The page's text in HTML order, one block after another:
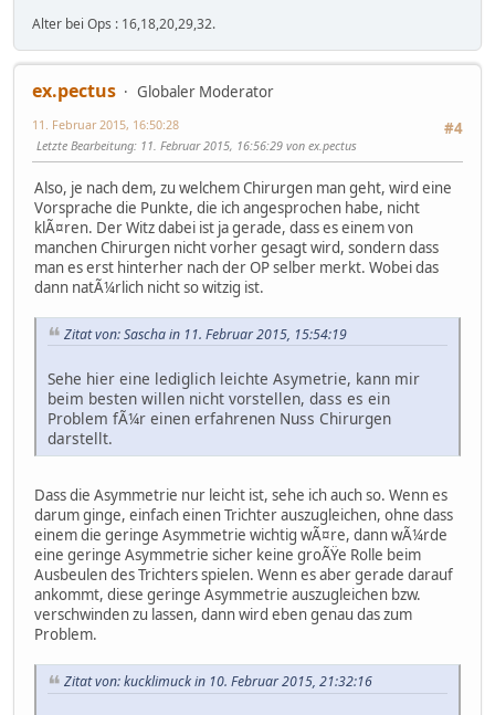
Alter bei Ops : 16,18,20,29,32.
ex.pectus
Globaler Moderator
#4
11. Februar 2015, 16:50:28
Letzte Bearbeitung: 11. Februar 2015, 16:56:29 von ex.pectus
Also, je nach dem, zu welchem Chirurgen man geht, wird eine
Vorsprache die Punkte, die ich angesprochen habe, nicht
klÃ¤ren. Der Witz dabei ist ja gerade, dass es einem von
manchen Chirurgen nicht vorher gesagt wird, sondern dass
man es erst hinterher nach der OP selber merkt. Wobei das
dann natÃ¼rlich nicht so witzig ist.
Zitat von: Sascha in 11. Februar 2015, 15:54:19
Sehe hier eine lediglich leichte Asymetrie, kann mir
beim besten willen nicht vorstellen, dass es ein
Problem fÃ¼r einen erfahrenen Nuss Chirurgen
darstellt.
Dass die Asymmetrie nur leicht ist, sehe ich auch so. Wenn es
darum ginge, einfach einen Trichter auszugleichen, ohne dass
einem die geringe Asymmetrie wichtig wÃ¤re, dann wÃ¼rde
eine geringe Asymmetrie sicher keine groÃŸe Rolle beim
Ausbeulen des Trichters spielen. Wenn es aber gerade darauf
ankommt, diese geringe Asymmetrie auszugleichen bzw.
verschwinden zu lassen, dann wird eben genau das zum
Problem.
Zitat von: kucklimuck in 10. Februar 2015, 21:32:16